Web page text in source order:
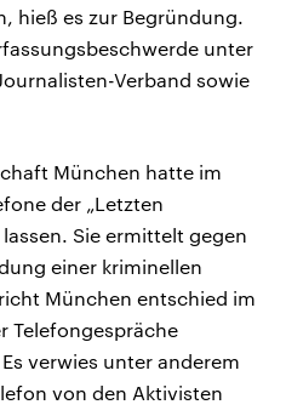
hieß es zur Begründung.
unter
Verband sowie
München hatte im
der „Letzten
Sie ermittelt gegen
einer kriminellen
München entschied im
Telefongespräche
verwies unter anderem
von den Aktivisten